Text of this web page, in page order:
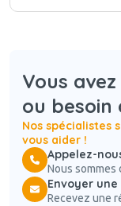
Vous
ou besoin
Nos spécialistes
vous aider !
Appelez-
Nous sommes
Envoyer
Recevez une